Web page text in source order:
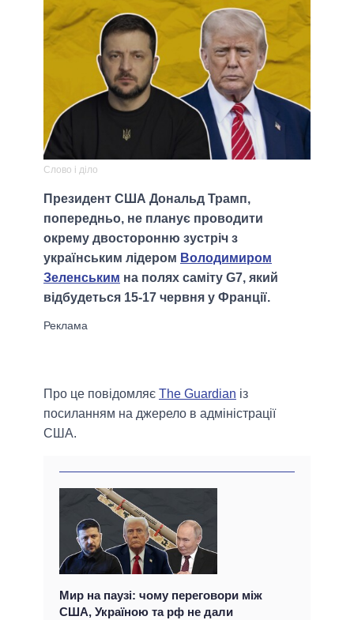
Слово і діло
Президент США Дональд Трамп,
попередньо, не планує проводити
окрему двосторонню зустріч з
українським лідером Володимиром
Зеленським на полях саміту G7, який
відбудеться 15-17 червня у Франції.
Про це повідомляє The Guardian із
посиланням на джерело в адміністрації
США.
Мир на паузі: чому переговори між
США, Україною та рф не дали